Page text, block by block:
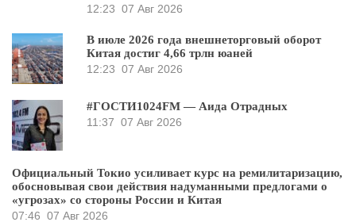
12:23 07 Авг 2026
В июле 2026 года внешнеторговый оборот
Китая достиг 4,66 трлн юаней
12:23 07 Авг 2026
#ГОСТИ1024FM — Аида Отрадных
11:37 07 Авг 2026
Официальный Токио усиливает курс на ремилитаризацию,
обосновывая свои действия надуманными предлогами о
«угрозах» со стороны России и Китая
07:46 07 Авг 2026